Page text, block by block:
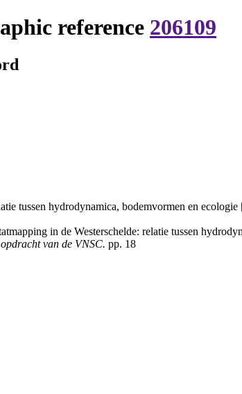
reference 206109
tussen hydrodynamica, bodemvormen en
in de Westerschelde: relatie tussen
van de VNSC. pp. 18